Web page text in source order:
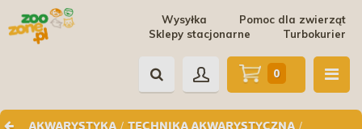
Pomoc dla zwierząt
Wysyłka
Turbokurier
Sklepy stacjonarne
AKWARYSTYKA / TECHNIKA AKWARYSTYCZNA /
0